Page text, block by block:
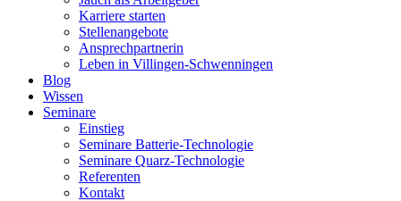
Karriere starten
Stellenangebote
Ansprechpartnerin
Leben in Villingen-Schwenningen
Blog
Wissen
Seminare
Einstieg
Seminare Batterie-Technologie
Seminare Quarz-Technologie
Referenten
Kontakt